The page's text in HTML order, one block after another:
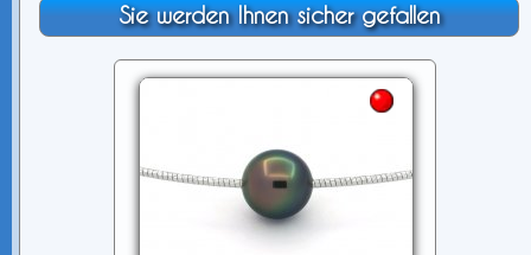
Sie werden Ihnen sicher gefallen